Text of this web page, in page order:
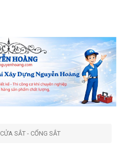
CỬA SẮT - CỔNG SẮT